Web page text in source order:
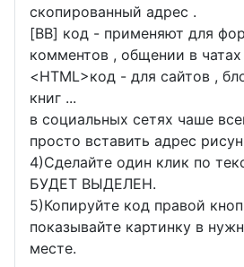
скопированный адрес .
[BB] код - применяют для
комментов , общении в чатах
<HTML>код - для сайтов ,
книг ...
в социальных сетях чаше
просто вставить адрес
4)Сделайте один клик по
БУДЕТ ВЫДЕЛЕН.
5)Копируйте код правой
показывайте картинку в
месте.